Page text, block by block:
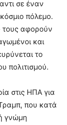
σε έναν
πόλεμο.
τους αφορούν
και
το
πολιτισμού.
στις ΗΠΑ για
που κατά
γνώμη